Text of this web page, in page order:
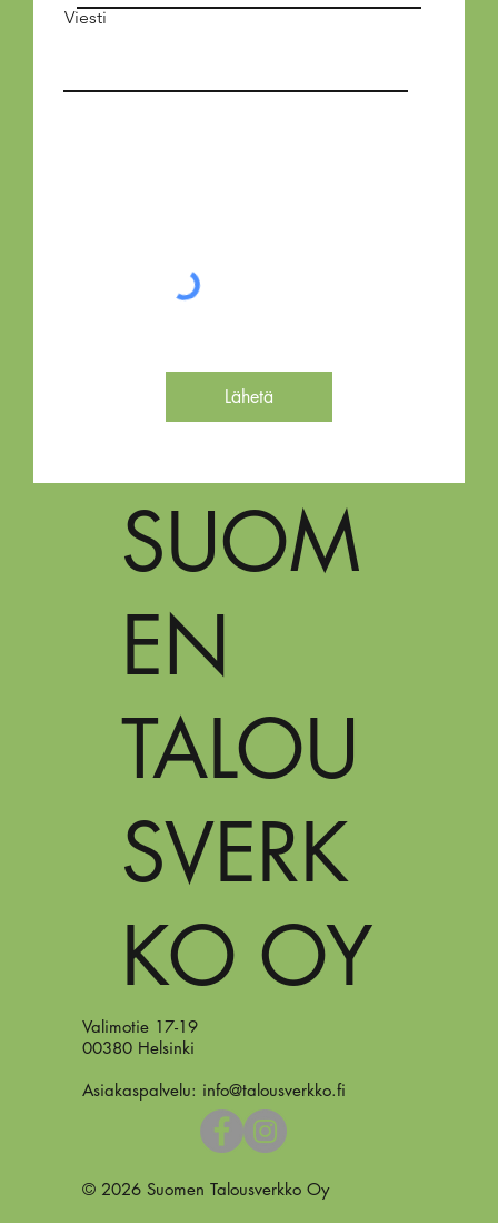
SUOM
EN
TALOU
SVERK
KO OY
Valimotie 17-19
00380 Helsinki
Asiakaspalvelu: info@talousverkko.fi
© 2026 Suomen Talousverkko Oy
Viesti
Lähetä